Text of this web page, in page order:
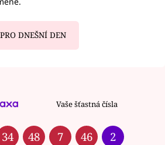
DNEŠNÍ DEN
Vaše šťastná čísla
34 48 7 46 2